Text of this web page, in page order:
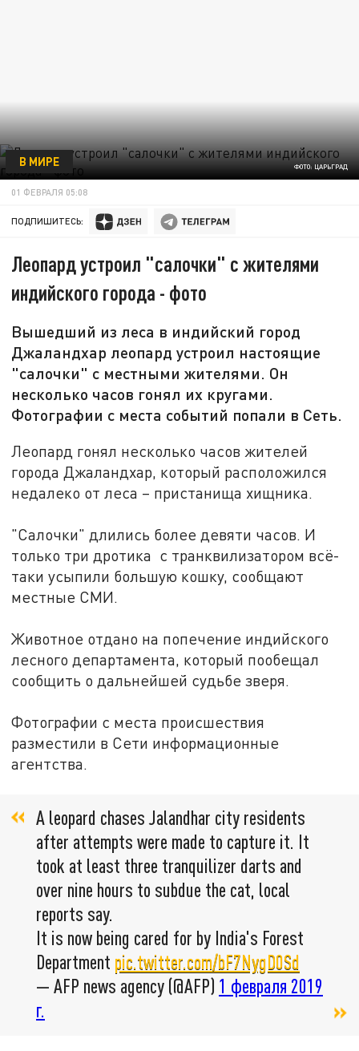
ФОТО: ЦАРЬГРАД
В МИРЕ
01 ФЕВРАЛЯ 05:08
ПОДПИШИТЕСЬ:
Леопард устроил "салочки" с жителями
индийского города - фото
Вышедший из леса в индийский город
Джаландхар леопард устроил настоящие
"салочки" с местными жителями. Он
несколько часов гонял их кругами.
Фотографии с места событий попали в Сеть.
Леопард гонял несколько часов жителей
города Джаландхар, который расположился
недалеко от леса – пристанища хищника.
"Салочки" длились более девяти часов. И
только три дротика с транквилизатором всё-
таки усыпили большую кошку, сообщают
местные СМИ.
Животное отдано на попечение индийского
лесного департамента, который пообещал
сообщить о дальнейшей судьбе зверя.
Фотографии с места происшествия
разместили в Сети информационные
агентства.
A leopard chases Jalandhar city residents
after attempts were made to capture it. It
took at least three tranquilizer darts and
over nine hours to subdue the cat, local
reports say.
It is now being cared for by India's Forest
Department pic.twitter.com/bF7NygD0Sd
— AFP news agency (@AFP) 1 февраля 2019
г.